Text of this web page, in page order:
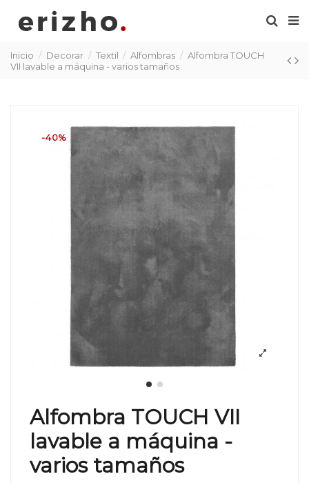
Inicio Decorar Textil Alfombras
Alfombra TOUCH
VII lavable a máquina - varios tamaños
-40%
Alfombra TOUCH VII
lavable a máquina -
varios tamaños